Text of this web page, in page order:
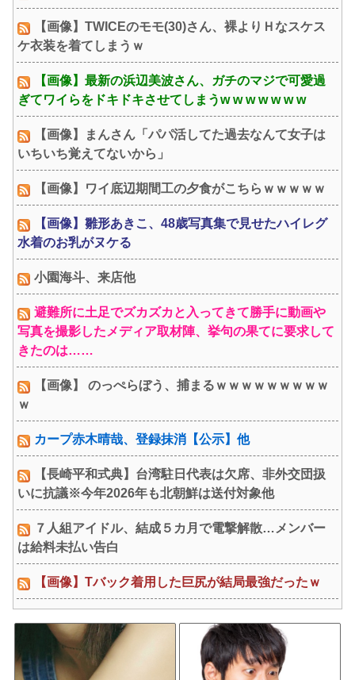
【画像】TWICEのモモ(30)さん、裸よりＨなスケス
ケ衣装を着てしまうｗ
【画像】最新の浜辺美波さん、ガチのマジで可愛過
ぎてワイらをドキドキさせてしまうw w w w w w w
【画像】まんさん「パパ活してた過去なんて女子は
いちいち覚えてないから」
【画像】ワイ底辺期間工の夕食がこちらｗｗｗｗｗ
【画像】雛形あきこ、48歳写真集で見せたハイレグ
水着のお乳がヌケる
小園海斗、来店他
避難所に土足でズカズカと入ってきて勝手に動画や
写真を撮影したメディア取材陣、挙句の果てに要求して
きたのは……
【画像】 のっぺらぼう、捕まるｗｗｗｗｗｗｗｗｗ
ｗ
カープ赤木晴哉、登録抹消【公示】他
【長崎平和式典】台湾駐日代表は欠席、非外交団扱
いに抗議※今年2026年も北朝鮮は送付対象他
７人組アイドル、結成５カ月で電撃解散…メンバー
は給料未払い告白
【画像】Tバック着用した巨尻が結局最強だったｗ